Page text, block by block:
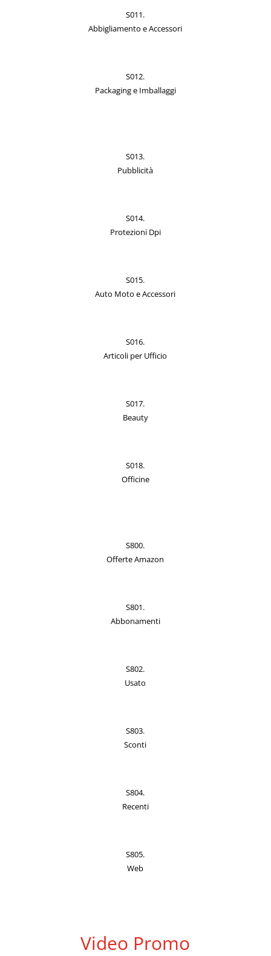
S011.
Abbigliamento e Accessori
S012.
Packaging e Imballaggi
S013.
Pubblicità
S014.
Protezioni Dpi
S015.
Auto Moto e Accessori
S016.
Articoli per Ufficio
S017.
Beauty
S018.
Officine
S800.
Offerte Amazon
S801.
Abbonamenti
S802.
Usato
S803.
Sconti
S804.
Recenti
S805.
Web
Video Promo